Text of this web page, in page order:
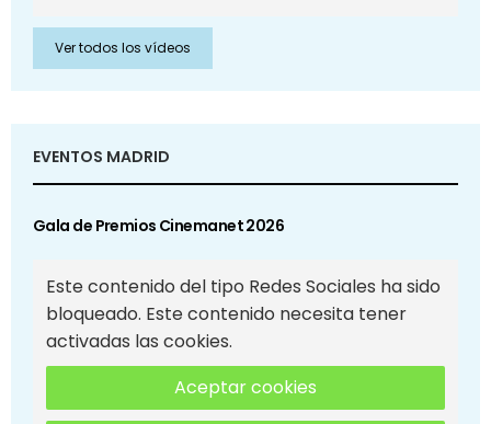
Ver todos los vídeos
EVENTOS MADRID
Gala de Premios Cinemanet 2026
Este contenido del tipo Redes Sociales ha sido
bloqueado. Este contenido necesita tener
activadas las cookies.
Aceptar cookies